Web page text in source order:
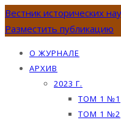
Вестник исторических
Разместить публикацию
О ЖУРНАЛЕ
АРХИВ
2023 Г.
ТОМ 1 №1
ТОМ 1 №2